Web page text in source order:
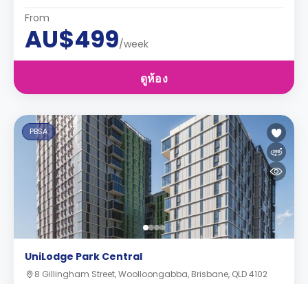
From
AU$499/week
ดูห้อง
PBSA
UniLodge Park Central
8 Gillingham Street, Woolloongabba, Brisbane, QLD 4102